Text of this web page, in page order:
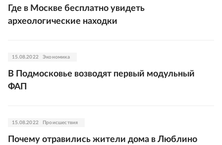
Где в Москве бесплатно увидеть
археологические находки
15.08.2022 Экономика
В Подмосковье возводят первый модульный
ФАП
15.08.2022 Происшествия
Почему отравились жители дома в Люблино